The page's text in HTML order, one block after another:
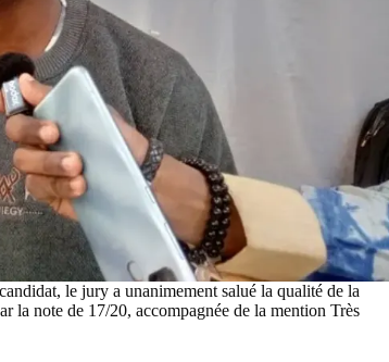
le jury a unanimement salué la qualité de la
la note de 17/20, accompagnée de la mention Très